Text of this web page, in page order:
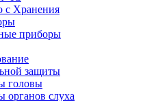
с Хранения
приборы
защиты
головы
органов слуха